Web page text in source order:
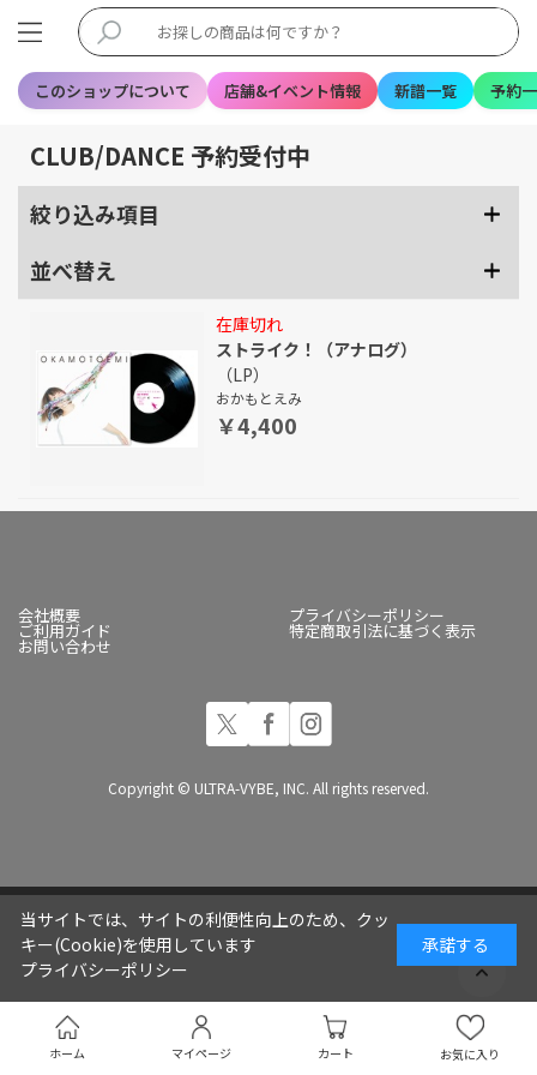
このショップについて 店舗&イベント情報 新譜一覧 予約
ホーム マイページ カート お気に入り
CLUB/DANCE 予約受付中
絞り込み項目
並べ替え
在庫切れ
ストライク！（アナログ）
（LP）
おかもとえみ
￥4,400
会社概要 プライバシーポリシー
ご利用ガイド 特定商取引法に基づく表示
お問い合わせ
Copyright © ULTRA-VYBE, INC. All rights reserved.
当サイトでは、サイトの利便性向上のため、クッ
キー(Cookie)を使用しています
プライバシーポリシー
承諾する